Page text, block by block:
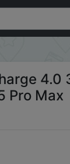
Samsung
4.0
Pro Max